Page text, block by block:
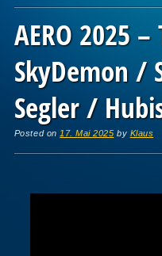
AERO 2025 –
SkyDemon /
Segler /
Posted on 17. Mai 2025 by Klaus